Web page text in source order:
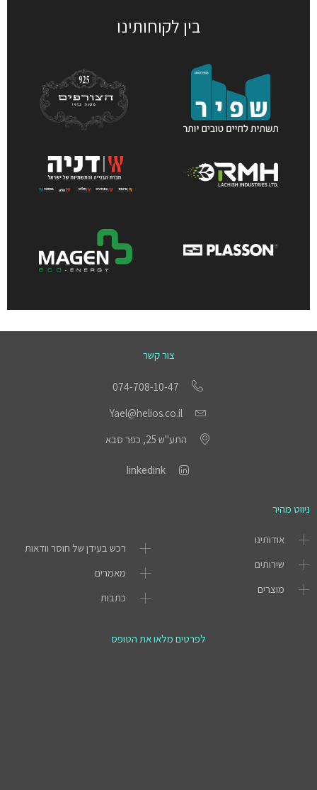
בין לקוחותינו
צור קשר
074-708-10-47
Yael@helios.co.il
התע"ש 25, כפר סבא
linkedink
ניווט מהיר
אודותינו
שירותים
מוצרים
רכש בעידן של חוסר וודאות
מאמרים
כתבות
לפרטים מלאו את הטופס